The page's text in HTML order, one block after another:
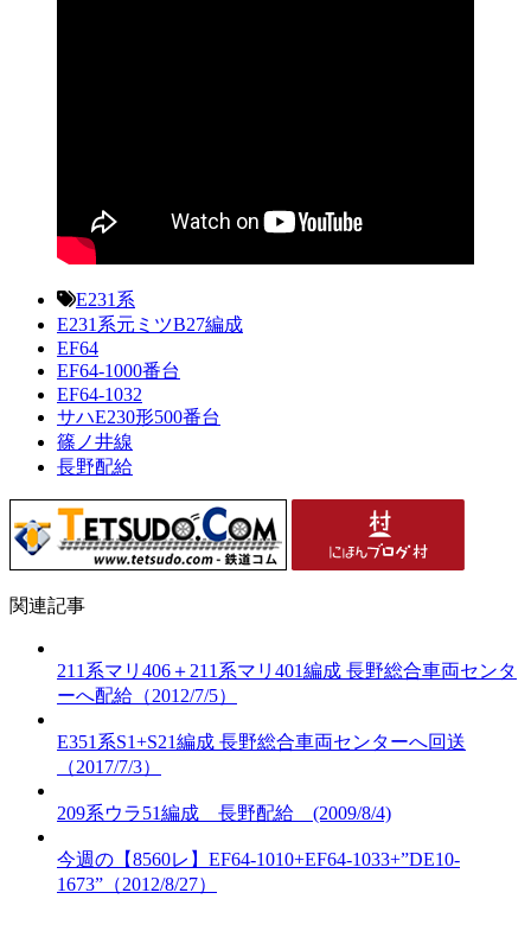
E231系
E231系元ミツB27編成
EF64
EF64-1000番台
EF64-1032
サハE230形500番台
篠ノ井線
長野配給
関連記事
211系マリ406＋211系マリ401編成 長野総合車両センタ
ーへ配給（2012/7/5）
E351系S1+S21編成 長野総合車両センターへ回送
（2017/7/3）
209系ウラ51編成 長野配給 (2009/8/4)
今週の【8560レ】EF64-1010+EF64-1033+”DE10-
1673”（2012/8/27）